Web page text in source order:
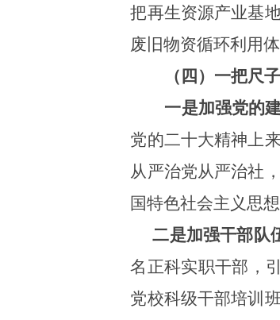
把再生资源产业基
废旧物资循环利用
（四）一把尺
一是加强党的建
党的二十大精神上
从严治党从严治社
国特色社会主义思
二是加强干部队
名正科实职干部，
党校科级干部培训